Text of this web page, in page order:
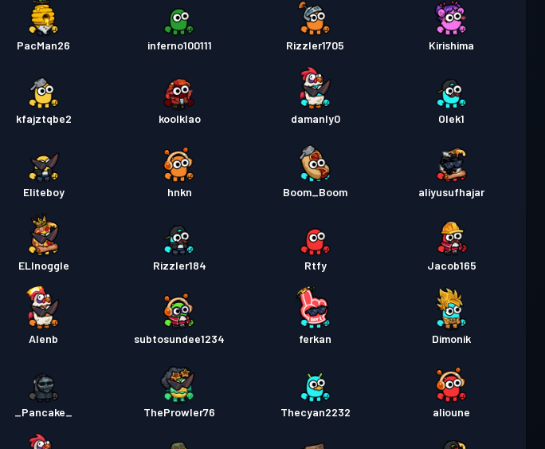
PacMan26 inferno100111 Rizzler1705 Kirishima
kfajztqbe2 koolklao damanly0 Olek1
Eliteboy hnkn Boom_Boom aliyusufhajar
ELInoggle Rizzler184 Rtfy Jacob165
Alenb subtosundee1234 ferkan Dimonik
_Pancake_ TheProwler76 Thecyan2232 alioune